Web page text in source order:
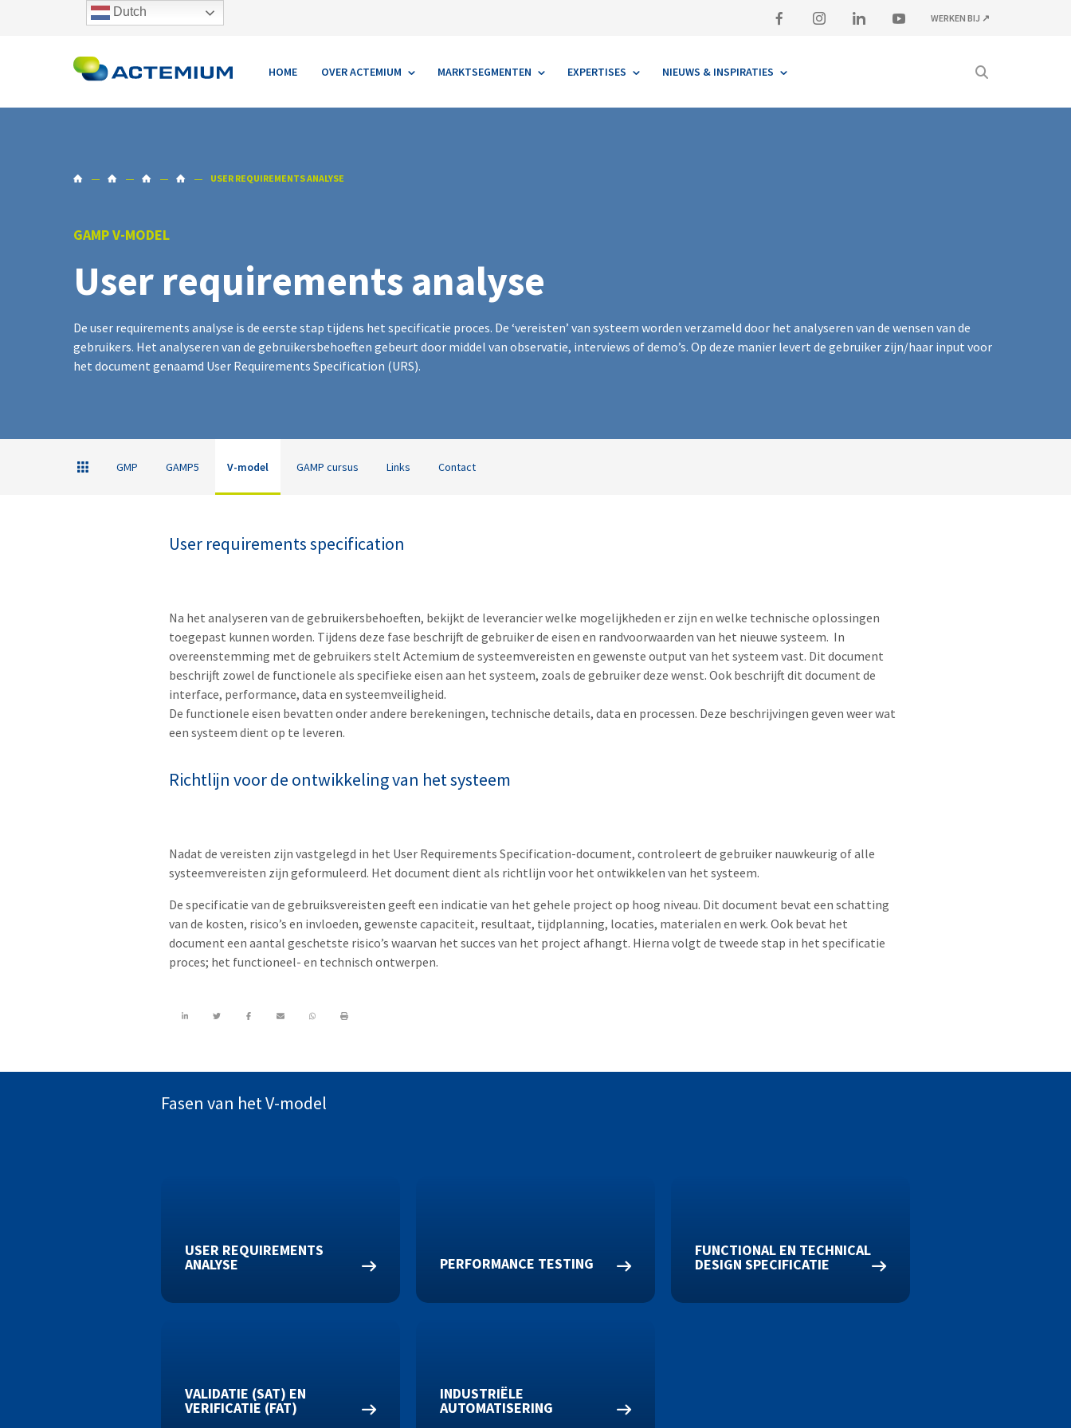
WERKEN BIJ ↗
HOME OVER ACTEMIUM MARKTSEGMENTEN EXPERTISES NIEUWS & INSPIRATIES
USER REQUIREMENTS ANALYSE
GAMP V-MODEL
User requirements analyse
De user requirements analyse is de eerste stap tijdens het specificatie proces. De ‘vereisten’ van systeem worden verzameld door het analyseren van de wensen van de
gebruikers. Het analyseren van de gebruikersbehoeften gebeurt door middel van observatie, interviews of demo’s. Op deze manier levert de gebruiker zijn/haar input voor
het document genaamd User Requirements Specification (URS).
GMP GAMP5 V-model GAMP cursus Links Contact
User requirements specification
Na het analyseren van de gebruikersbehoeften, bekijkt de leverancier welke mogelijkheden er zijn en welke technische oplossingen
toegepast kunnen worden. Tijdens deze fase beschrijft de gebruiker de eisen en randvoorwaarden van het nieuwe systeem. In
overeenstemming met de gebruikers stelt Actemium de systeemvereisten en gewenste output van het systeem vast. Dit document
beschrijft zowel de functionele als specifieke eisen aan het systeem, zoals de gebruiker deze wenst. Ook beschrijft dit document de
interface, performance, data en systeemveiligheid.
De functionele eisen bevatten onder andere berekeningen, technische details, data en processen. Deze beschrijvingen geven weer wat
een systeem dient op te leveren.
Richtlijn voor de ontwikkeling van het systeem
Nadat de vereisten zijn vastgelegd in het User Requirements Specification-document, controleert de gebruiker nauwkeurig of alle
systeemvereisten zijn geformuleerd. Het document dient als richtlijn voor het ontwikkelen van het systeem.
De specificatie van de gebruiksvereisten geeft een indicatie van het gehele project op hoog niveau. Dit document bevat een schatting
van de kosten, risico’s en invloeden, gewenste capaciteit, resultaat, tijdplanning, locaties, materialen en werk. Ook bevat het
document een aantal geschetste risico’s waarvan het succes van het project afhangt. Hierna volgt de tweede stap in het specificatie
proces; het functioneel- en technisch ontwerpen.
Fasen van het V-model
USER REQUIREMENTS
ANALYSE PERFORMANCE TESTING
FUNCTIONAL EN TECHNICAL
DESIGN SPECIFICATIE
VALIDATIE (SAT) EN
VERIFICATIE (FAT)
INDUSTRIËLE
AUTOMATISERING
Dutch
GMP